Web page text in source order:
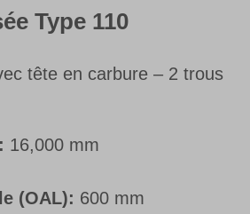
Type 110
tête en carbure – 2 trous
16,000 mm
(OAL): 600 mm